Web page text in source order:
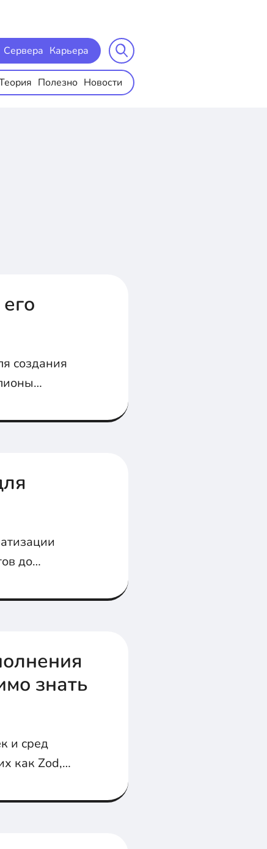
Сервера Карьера
Полезно Новости
создания
до
знать
и сред
как Zod,